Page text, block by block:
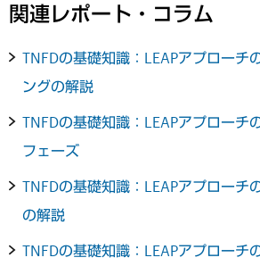
関連レポート・コラム
TNFDの基礎知識：LEAPアプローチ
ングの解説
TNFDの基礎知識：LEAPアプローチ
フェーズ
TNFDの基礎知識：LEAPアプローチ
の解説
TNFDの基礎知識：LEAPアプローチ